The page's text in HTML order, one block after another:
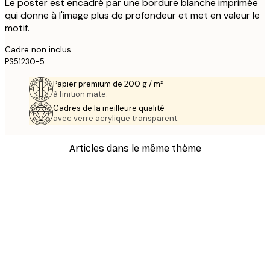
qui donne à l'image plus de profondeur et met en valeur le
motif.
Cadre non inclus.
PS51230-5
Papier premium de 200 g / m²
à finition mate.
Cadres de la meilleure qualité
avec verre acrylique transparent.
Articles dans le même thème